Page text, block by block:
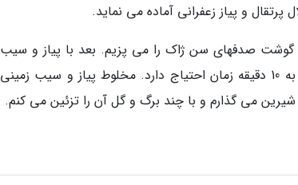
و پیاز زعفرانی آماده می نماید.
صدفهای سن ژاک را می پزیم. بعد با پیاز و سیب
زمینی شیرین و زعفران سس مخصوص را آماده می کنم. طبخ آن به 10 دقیقه زمان احتیاج دارد. مخلوط پیاز و سیب زمینی
می گذارم و با چند برگ و گل آن را تزئین می کنم.